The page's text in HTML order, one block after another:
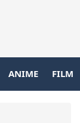
ANIME FILM